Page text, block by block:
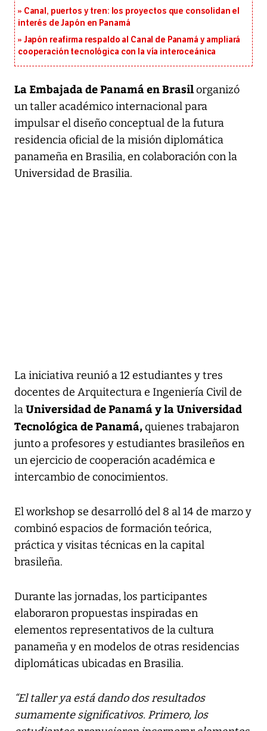
Canal, puertos y tren: los proyectos que consolidan el
interés de Japón en Panamá
Japón reafirma respaldo al Canal de Panamá y ampliará
cooperación tecnológica con la vía interoceánica
La Embajada de Panamá en Brasilorganizó
un taller académico internacional para
impulsar el diseño conceptual de la futura
residencia oficial de la misión diplomática
panameña en Brasilia, en colaboración con la
Universidad de Brasilia.
La iniciativa reunió a 12 estudiantes y tres
docentes de Arquitectura e Ingeniería Civil de
laUniversidad de Panamá y la Universidad
Tecnológica de Panamá,quienes trabajaron
junto a profesores y estudiantes brasileños en
un ejercicio de cooperación académica e
intercambio de conocimientos.
El workshop se desarrolló del 8 al 14 de marzo y
combinó espacios de formación teórica,
práctica y visitas técnicas en la capital
brasileña.
Durante las jornadas, los participantes
elaboraron propuestas inspiradas en
elementos representativos de la cultura
panameña y en modelos de otras residencias
diplomáticas ubicadas en Brasilia.
“El taller ya está dando dos resultados
sumamente significativos. Primero, los